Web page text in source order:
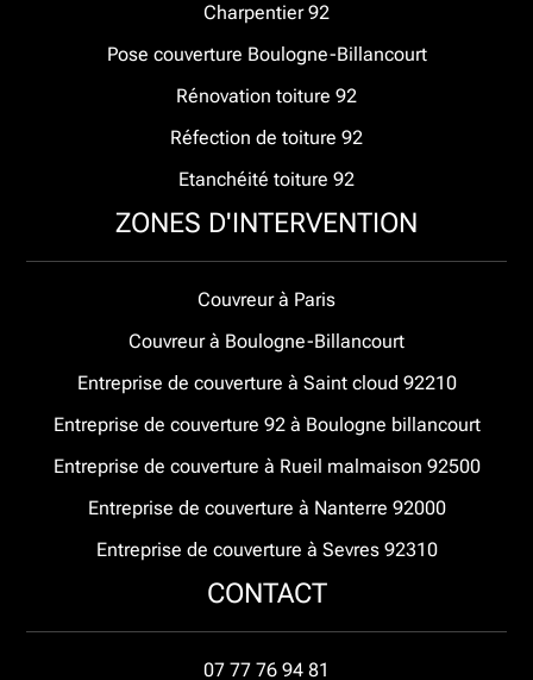
Charpentier 92
Pose couverture Boulogne-Billancourt
Rénovation toiture 92
Réfection de toiture 92
Etanchéité toiture 92
ZONES D'INTERVENTION
Couvreur à Paris
Couvreur à Boulogne-Billancourt
Entreprise de couverture à Saint cloud 92210
Entreprise de couverture 92 à Boulogne billancourt
Entreprise de couverture à Rueil malmaison 92500
Entreprise de couverture à Nanterre 92000
Entreprise de couverture à Sevres 92310
CONTACT
07 77 76 94 81